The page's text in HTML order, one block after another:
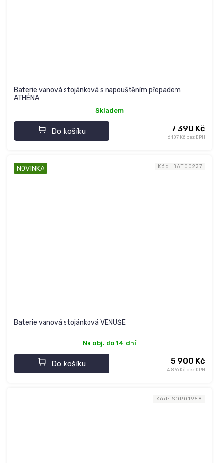
Baterie vanová stojánková s napouštěním přepadem
ATHÉNA
Skladem
6 107 Kč bez DPH
7 390 Kč
Do košíku
NOVINKA
Baterie vanová stojánková VENUŠE
Na obj. do 14 dní
4 876 Kč bez DPH
5 900 Kč
Do košíku
Kód: BAT00237
Kód: SOR01958